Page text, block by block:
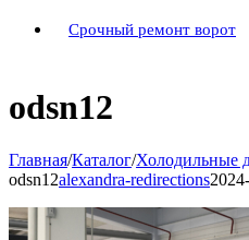
Срочный ремонт ворот
odsn12
Главная/Каталог/Холодильные
odsn12alexandra-redirections